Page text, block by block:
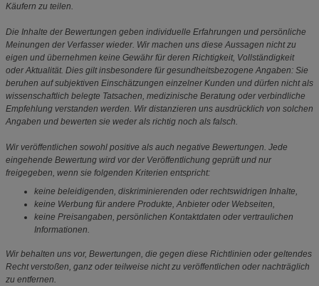
Käufern zu teilen.
Die Inhalte der Bewertungen geben individuelle Erfahrungen und persönliche
Meinungen der Verfasser wieder. Wir machen uns diese Aussagen nicht zu
eigen und übernehmen keine Gewähr für deren Richtigkeit, Vollständigkeit
oder Aktualität. Dies gilt insbesondere für gesundheitsbezogene Angaben: Sie
beruhen auf subjektiven Einschätzungen einzelner Kunden und dürfen nicht als
wissenschaftlich belegte Tatsachen, medizinische Beratung oder verbindliche
Empfehlung verstanden werden. Wir distanzieren uns ausdrücklich von solchen
Angaben und bewerten sie weder als richtig noch als falsch.
Wir veröffentlichen sowohl positive als auch negative Bewertungen. Jede
eingehende Bewertung wird vor der Veröffentlichung geprüft und nur
freigegeben, wenn sie folgenden Kriterien entspricht:
keine beleidigenden, diskriminierenden oder rechtswidrigen Inhalte,
keine Werbung für andere Produkte, Anbieter oder Webseiten,
keine Preisangaben, persönlichen Kontaktdaten oder vertraulichen
Informationen.
Wir behalten uns vor, Bewertungen, die gegen diese Richtlinien oder geltendes
Recht verstoßen, ganz oder teilweise nicht zu veröffentlichen oder nachträglich
zu entfernen.